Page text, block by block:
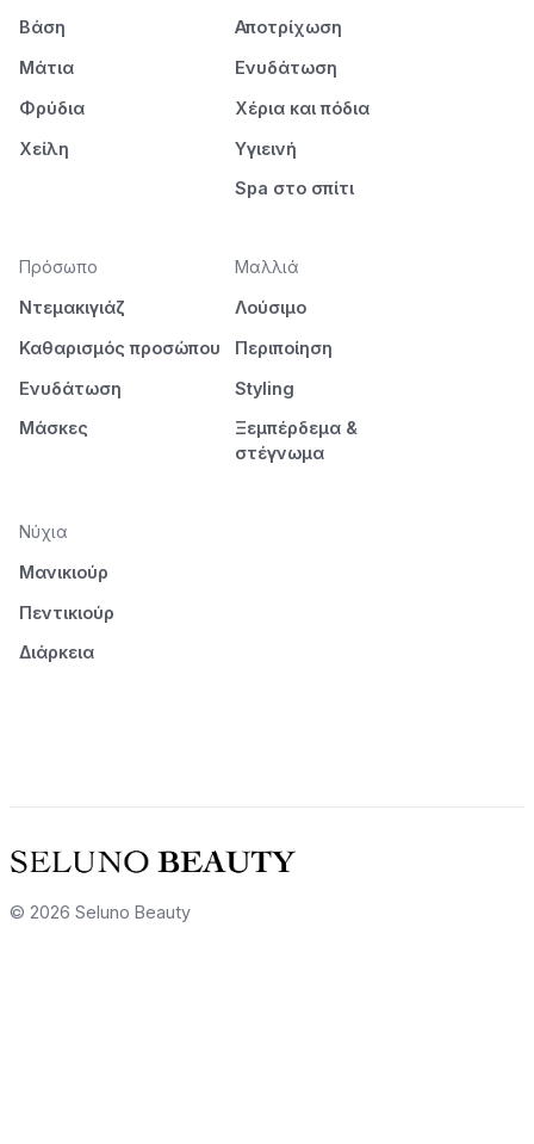
Βάση
Μάτια
Φρύδια
Χείλη
Αποτρίχωση
Ενυδάτωση
Χέρια και πόδια
Υγιεινή
Spa στο σπίτι
Πρόσωπο
Ντεμακιγιάζ
Καθαρισμός προσώπου
Ενυδάτωση
Μάσκες
Μαλλιά
Λούσιμο
Περιποίηση
Styling
Ξεμπέρδεμα &
στέγνωμα
Νύχια
Μανικιούρ
Πεντικιούρ
Διάρκεια
© 2026 Seluno Beauty